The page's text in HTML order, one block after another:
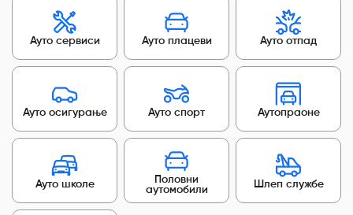
Ауто сервиси Ауто плацеви Ауто отпад
Ауто осигурање Ауто спорт Аутопраоне
Ауто школе
Половни
аутомобили
Шлеп службе